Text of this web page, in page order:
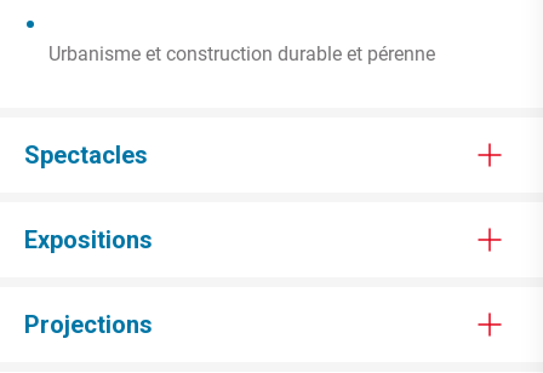
Urbanisme et construction durable et pérenne
Spectacles
Expositions
Projections